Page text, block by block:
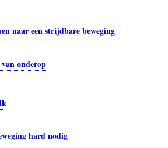
naar een strijdbare beweging
onderop
hard nodig